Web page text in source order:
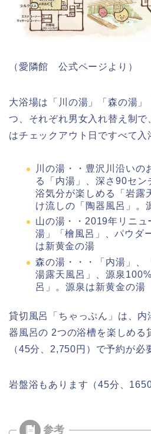
（愛隣館 公式ページより）
大浴場は「川の湯」「森の湯
つ、それぞれ男女入れ替え制で
はチェックアウト日ですべて入
川の湯・・豊沢川沿いの
る「内湯」、深さ90セ
浴気分が楽しめる「岩露
け流しの「陶器風呂」。
山の湯・・2019年リニュ
湯」「檜風呂」、パウダ
は新黄金の湯
森の湯・・・「内湯」、
湯露天風呂」、源泉
呂」。源泉は新黄金の湯
貸切風呂「ちゃっぷん」は、内
器風呂の 2つの浴槽を楽しめる
（45分、2,750円）で予約が必
岩盤浴もあります（45分、1650